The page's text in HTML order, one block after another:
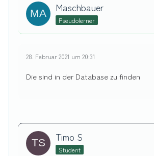
Maschbauer
Pseudolerner
28. Februar 2021 um 20:31
Die sind in der Database zu finden
Timo S
Student